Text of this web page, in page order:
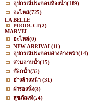
อุปกรณ์ประกอบห้องน้ำ(189)
อะไหล่(725)
LA BELLE
PRODUCT(2)
MARVEL
อะไหล่(0)
NEW ARRIVAL(11)
อุปกรณ์ประกอบอ่างล้างหน้า(14)
ส่วนอาบน้ำ(15)
ก๊อกน้ำ(32)
อ่างล้างหน้า (31)
ฝารองนั่ง(8)
สุขภัณฑ์(24)